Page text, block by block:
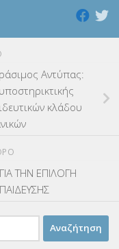
Αντύπας:
κλάδου
ΤΗΝ ΕΠΙΛΟΓΗ